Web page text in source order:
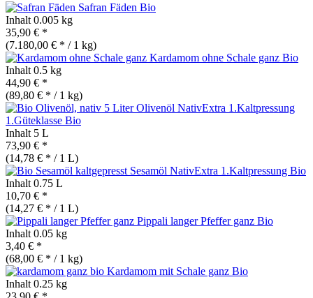
Safran Fäden Bio
Inhalt 0.005 kg
35,90 € *
(7.180,00 € * / 1 kg)
Kardamom ohne Schale ganz Bio
Inhalt 0.5 kg
44,90 € *
(89,80 € * / 1 kg)
Olivenöl NativExtra 1.Kaltpressung
1.Güteklasse Bio
Inhalt 5 L
73,90 € *
(14,78 € * / 1 L)
Sesamöl NativExtra 1.Kaltpressung Bio
Inhalt 0.75 L
10,70 € *
(14,27 € * / 1 L)
Pippali langer Pfeffer ganz Bio
Inhalt 0.05 kg
3,40 € *
(68,00 € * / 1 kg)
Kardamom mit Schale ganz Bio
Inhalt 0.25 kg